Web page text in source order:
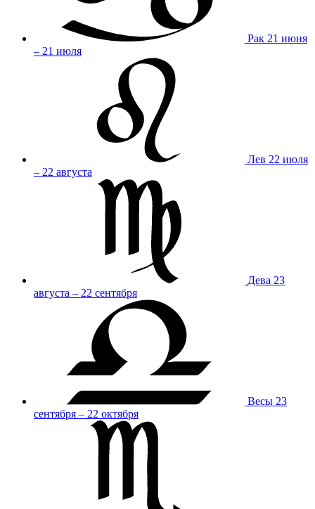
Рак 21 июня
– 21 июля
Лев 22 июля
– 22 августа
Дева 23
августа – 22 сентября
Весы 23
сентября – 22 октября